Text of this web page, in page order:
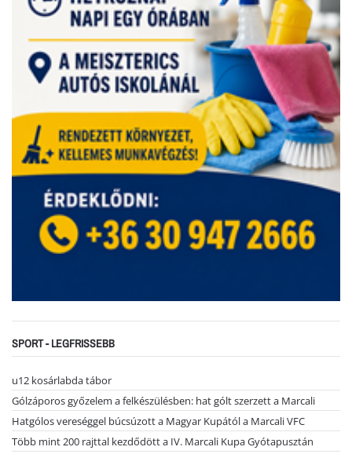
SPORT - LEGFRISSEBB
u12 kosárlabda tábor
Gólzáporos győzelem a felkészülésben: hat gólt szerzett a Marcali
Hatgólos vereséggel búcsúzott a Magyar Kupától a Marcali VFC
Több mint 200 rajttal kezdődött a IV. Marcali Kupa Gyótapusztán